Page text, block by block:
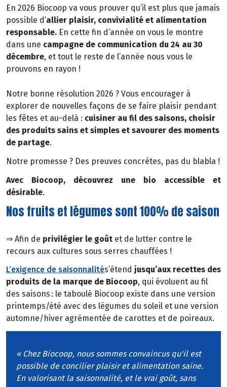
En 2026 Biocoop va vous prouver qu’il est plus que jamais
possible d’allier plaisir, convivialité et alimentation
responsable. En cette fin d’année on vous le montre
dans une campagne de communication du 24 au 30
décembre, et tout le reste de l’année nous vous le
prouvons en rayon !
Notre bonne résolution 2026 ? Vous encourager à
explorer de nouvelles façons de se faire plaisir pendant
les fêtes et au-delà : cuisiner au fil des saisons, choisir
des produits sains et simples et savourer des moments
de partage.
Notre promesse ? Des preuves concrètes, pas du blabla !
Avec Biocoop, découvrez une bio accessible et
désirable.
Nos fruits et légumes sont 100% de saison
⇒ Afin de privilégier le goût et de lutter contre le
recours aux cultures sous serres chauffées !
L’exigence de saisonnalités’étend jusqu’aux recettes des
produits de la marque de Biocoop, qui évoluent au fil
des saisons : le taboulé Biocoop existe dans une version
printemps/été avec des légumes du soleil et une version
automne/hiver agrémentée de carottes et de poireaux.
« Chez Biocoop, nous sommes convaincus qu'il est
possible de concilier plaisir et alimentation saine.
En valorisant la saisonnalité, et le vrai goût, sans